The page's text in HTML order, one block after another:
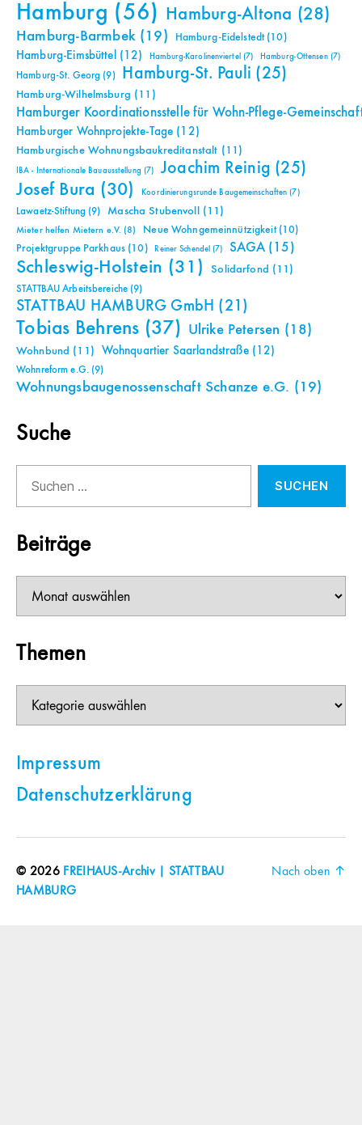
Hamburg (56) Hamburg-Altona (28)
Hamburg-Barmbek(19) Hamburg-Eidelstedt(10)
Hamburg-Eimsbüttel (12) Hamburg-Karolinenviertel (7) Hamburg-Ottensen(7)
Hamburg-St. Georg (9) Hamburg-St. Pauli (25)
Hamburg-Wilhelmsburg (11)
Hamburger Koordinationsstelle für Wohn-Pflege-
Hamburger Wohnprojekte-Tage (12)
Hamburgische Wohnungsbaukreditanstalt (11)
IBA - Internationale Bauausstellung (7) Joachim Reinig (25)
Josef Bura (30) Koordinierungsrunde Baugemeinschaften (7)
Lawaetz-Stiftung (9) Mascha Stubenvoll (11)
Mieter helfen Mietern e.V. (8) Neue Wohngemeinnützigkeit(10)
Projektgruppe Parkhaus (10) Reiner Schendel (7) SAGA(15)
Schleswig-Holstein (31) Solidarfond (11)
STATTBAU Arbeitsbereiche (9)
STATTBAU HAMBURG GmbH (21)
Tobias Behrens (37) Ulrike Petersen (18)
Wohnbund (11) Wohnquartier Saarlandstraße(12)
Wohnreform e.G.(9)
Wohnungsbaugenossenschaft Schanze e.G. (19)
Suche
nach:
Beiträge
Themen
Impressum
Datenschutzerklärung
© 2026 FREIHAUS-Archiv | STATTBAU
HAMBURG
Nach oben ↑